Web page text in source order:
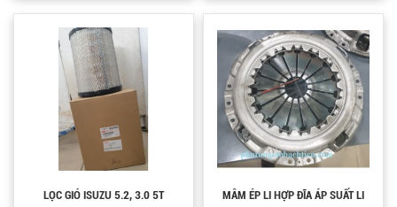
LỌC GIÓ ISUZU 5.2, 3.0 5T
MÂM ÉP LI HỢP ĐĨA ÁP SUẤT LI